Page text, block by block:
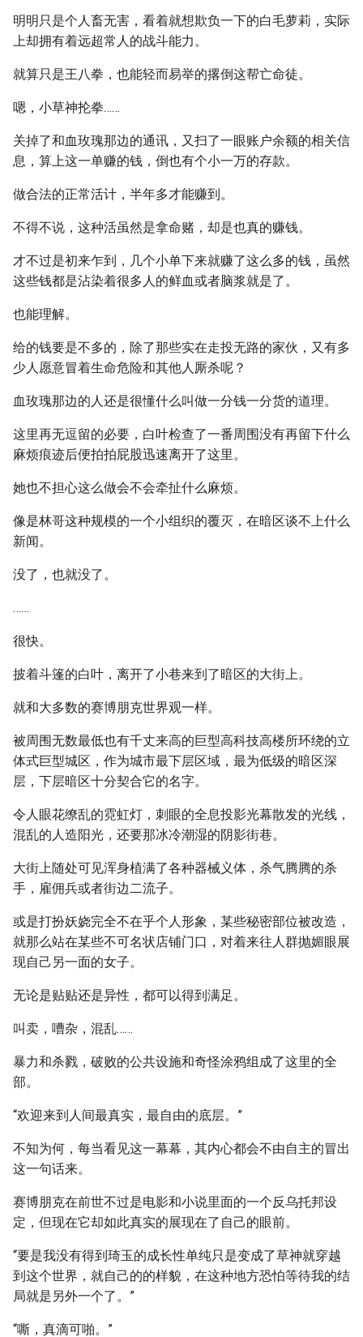
明明只是个人畜无害，看着就想欺负一下的白毛萝莉，实际
上却拥有着远超常人的战斗能力。
就算只是王八拳，也能轻而易举的撂倒这帮亡命徒。
嗯，小草神抡拳……
关掉了和血玫瑰那边的通讯，又扫了一眼账户余额的相关信
息，算上这一单赚的钱，倒也有个小一万的存款。
做合法的正常活计，半年多才能赚到。
不得不说，这种活虽然是拿命赌，却是也真的赚钱。
才不过是初来乍到，几个小单下来就赚了这么多的钱，虽然
这些钱都是沾染着很多人的鲜血或者脑浆就是了。
也能理解。
给的钱要是不多的，除了那些实在走投无路的家伙，又有多
少人愿意冒着生命危险和其他人厮杀呢？
血玫瑰那边的人还是很懂什么叫做一分钱一分货的道理。
这里再无逗留的必要，白叶检查了一番周围没有再留下什么
麻烦痕迹后便拍拍屁股迅速离开了这里。
她也不担心这么做会不会牵扯什么麻烦。
像是林哥这种规模的一个小组织的覆灭，在暗区谈不上什么
新闻。
没了，也就没了。
……
很快。
披着斗篷的白叶，离开了小巷来到了暗区的大街上。
就和大多数的赛博朋克世界观一样。
被周围无数最低也有千丈来高的巨型高科技高楼所环绕的立
体式巨型城区，作为城市最下层区域，最为低级的暗区深
层，下层暗区十分契合它的名字。
令人眼花缭乱的霓虹灯，刺眼的全息投影光幕散发的光线，
混乱的人造阳光，还要那冰冷潮湿的阴影街巷。
大街上随处可见浑身植满了各种器械义体，杀气腾腾的杀
手，雇佣兵或者街边二流子。
或是打扮妖娆完全不在乎个人形象，某些秘密部位被改造，
就那么站在某些不可名状店铺门口，对着来往人群抛媚眼展
现自己另一面的女子。
无论是贴贴还是异性，都可以得到满足。
叫卖，嘈杂，混乱……
暴力和杀戮，破败的公共设施和奇怪涂鸦组成了这里的全
部。
“欢迎来到人间最真实，最自由的底层。”
不知为何，每当看见这一幕幕，其内心都会不由自主的冒出
这一句话来。
赛博朋克在前世不过是电影和小说里面的一个反乌托邦设
定，但现在它却如此真实的展现在了自己的眼前。
“要是我没有得到琦玉的成长性单纯只是变成了草神就穿越
到这个世界，就自己的的样貌，在这种地方恐怕等待我的结
局就是另外一个了。”
“嘶，真滴可啪。”